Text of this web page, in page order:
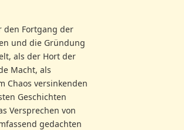
den Fortgang der
und die Gründung
als der Hort der
Macht, als
Chaos versinkenden
Geschichten
Versprechen von
gedachten